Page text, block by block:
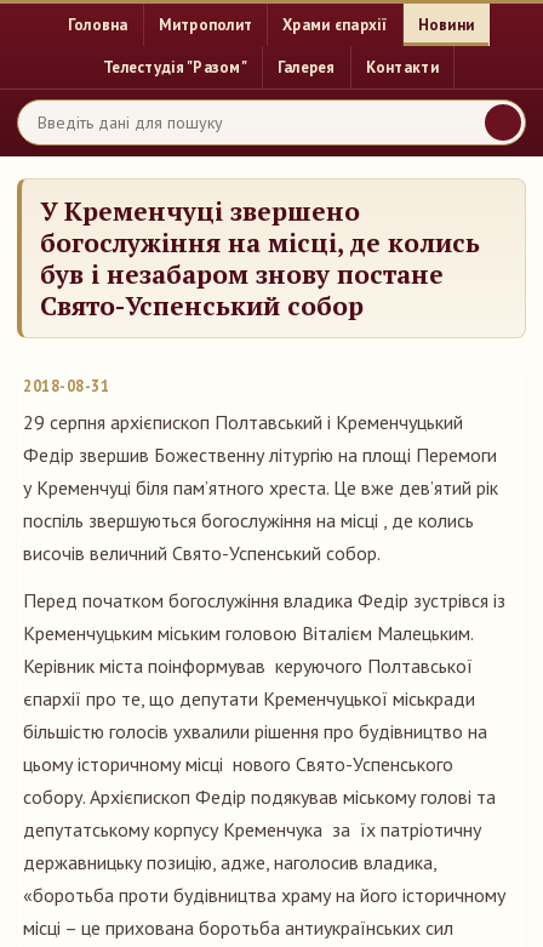
Головна Митрополит Храми єпархії Новини
Телестудія "Разом" Галерея Контакти
У Кременчуці звершено
богослужіння на місці, де колись
був і незабаром знову постане
Свято-Успенський собор
2018-08-31
29 серпня архієпископ Полтавський і Кременчуцький
Федір звершив Божественну літургію на площі Перемоги
у Кременчуці біля пам’ятного хреста. Це вже дев’ятий рік
поспіль звершуються богослужіння на місці , де колись
височів величний Свято-Успенський собор.
Перед початком богослужіння владика Федір зустрівся із
Кременчуцьким міським головою Віталієм Малецьким.
Керівник міста поінформував керуючого Полтавської
єпархії про те, що депутати Кременчуцької міськради
більшістю голосів ухвалили рішення про будівництво на
цьому історичному місці нового Свято-Успенського
собору. Архієпископ Федір подякував міському голові та
депутатському корпусу Кременчука за їх патріотичну
державницьку позицію, адже, наголосив владика,
«боротьба проти будівництва храму на його історичному
місці – це прихована боротьба антиукраїнських сил